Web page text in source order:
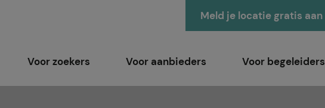
Meld je locatie gratis aan
Voor zoekers Voor aanbieders Voor begeleiders